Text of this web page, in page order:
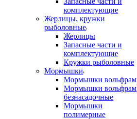
комплектующие
Жерлицы, кружки
рыболовные
Жерлицы
Запасные части и
комплектующие
Кружки рыболовные
Мормышки
Мормышки вольфрам
Мормышки вольфрам
безнасадочные
Мормышки
полимерные